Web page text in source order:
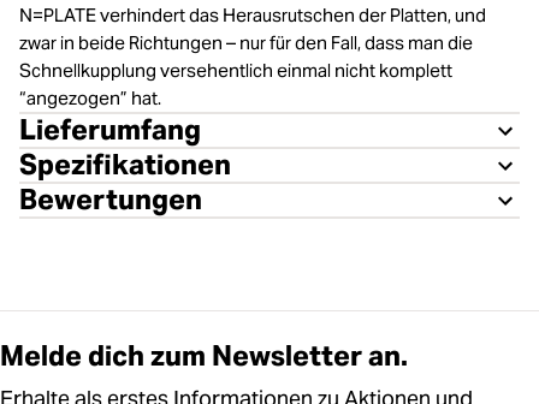
N=PLATE verhindert das Herausrutschen der Platten, und
zwar in beide Richtungen – nur für den Fall, dass man die
Schnellkupplung versehentlich einmal nicht komplett
“angezogen” hat.
Lieferumfang
Spezifikationen
Bewertungen
Melde dich zum Newsletter an.